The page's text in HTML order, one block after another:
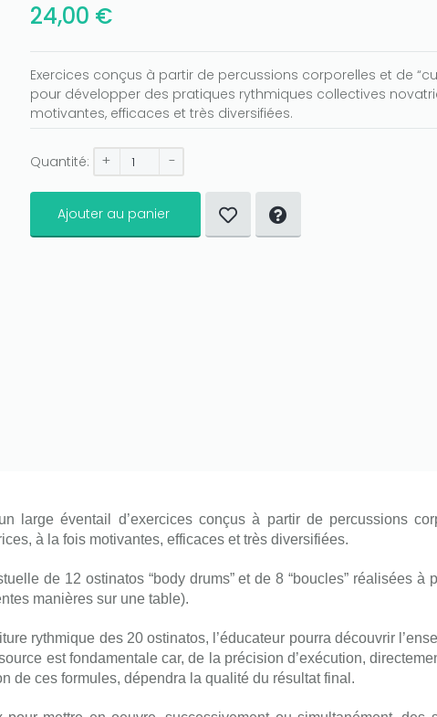
24,00 €
Exercices conçus à partir de percussions corporelles et de
pour développer des pratiques rythmiques collectives
motivantes, efficaces et très diversifiées.
Quantité: + -
Ajouter au panier
large éventail d’exercices conçus à partir de percussions
à la fois motivantes, efficaces et très diversifiées.
de 12 ostinatos “body drums” et de 8 “boucles” réalisées à
manières sur une table).
rythmique des 20 ostinatos, l’éducateur pourra découvrir
est fondamentale car, de la précision d’exécution,
de ces formules, dépendra la qualité du résultat final.